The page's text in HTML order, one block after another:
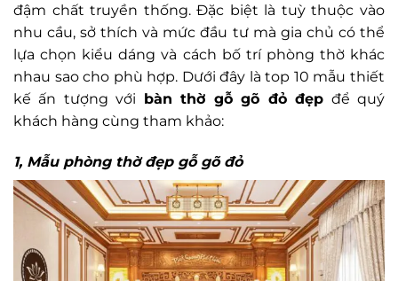
đậm chất truyền thống. Đặc biệt là tuỳ thuộc vào
nhu cầu, sở thích và mức đầu tư mà gia chủ có thể
lựa chọn kiểu dáng và cách bố trí phòng thờ khác
nhau sao cho phù hợp. Dưới đây là top 10 mẫu thiết
kế ấn tượng với bàn thờ gỗ gõ đỏ đẹp để quý
khách hàng cùng tham khảo:
1, Mẫu phòng thờ đẹp gỗ gõ đỏ